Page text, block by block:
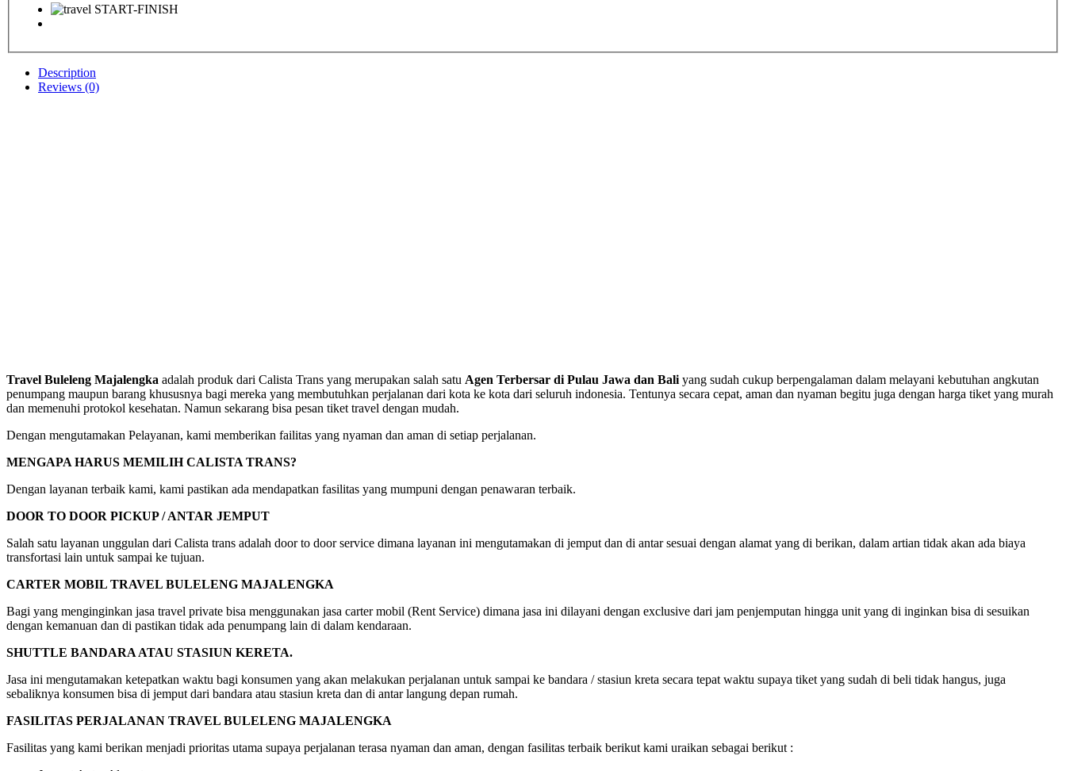
Description
Reviews (0)
Travel Buleleng Majalengka adalah produk dari Calista Trans yang merupakan salah satu Agen Terbersar di Pulau Jawa dan Baliyang sudah cukup berpengalaman dalam melayani kebutuhan angkutan
penumpang maupun barang khususnya bagi mereka yang membutuhkan perjalanan dari kota ke kota dari seluruh indonesia. Tentunya secara cepat, aman dan nyaman begitu juga dengan harga tiket yang murah
dan memenuhi protokol kesehatan. Namun sekarang bisa pesan tiket travel dengan mudah.
Dengan mengutamakan Pelayanan, kami memberikan failitas yang nyaman dan aman di setiap perjalanan.
MENGAPA HARUS MEMILIH CALISTA TRANS?
Dengan layanan terbaik kami, kami pastikan ada mendapatkan fasilitas yang mumpuni dengan penawaran terbaik.
DOOR TO DOOR PICKUP / ANTAR JEMPUT
Salah satu layanan unggulan dari Calista trans adalah door to door service dimana layanan ini mengutamakan di jemput dan di antar sesuai dengan alamat yang di berikan, dalam artian tidak akan ada biaya
transfortasi lain untuk sampai ke tujuan.
CARTER MOBIL TRAVEL BULELENG MAJALENGKA
Bagi yang menginginkan jasa travel private bisa menggunakan jasa carter mobil (Rent Service) dimana jasa ini dilayani dengan exclusive dari jam penjemputan hingga unit yang di inginkan bisa di sesuikan
dengan kemanuan dan di pastikan tidak ada penumpang lain di dalam kendaraan.
SHUTTLE BANDARA ATAU STASIUN KERETA.
Jasa ini mengutamakan ketepatkan waktu bagi konsumen yang akan melakukan perjalanan untuk sampai ke bandara / stasiun kreta secara tepat waktu supaya tiket yang sudah di beli tidak hangus, juga
sebaliknya konsumen bisa di jemput dari bandara atau stasiun kreta dan di antar langung depan rumah.
FASILITAS PERJALANAN TRAVEL BULELENG MAJALENGKA
Fasilitas yang kami berikan menjadi prioritas utama supaya perjalanan terasa nyaman dan aman, dengan fasilitas terbaik berikut kami uraikan sebagai berikut :